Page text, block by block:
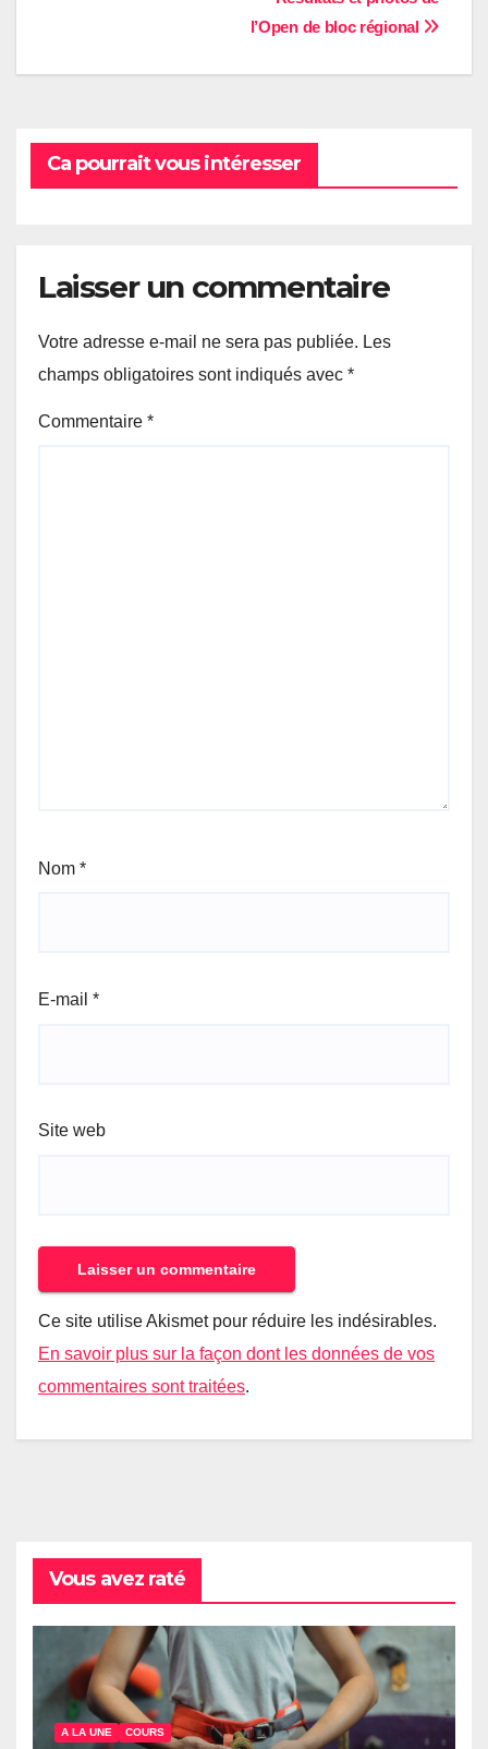
l’Open de bloc régional
Ca pourrait vous intéresser
Laisser un commentaire
Votre adresse e-mail ne sera pas publiée. Les
champs obligatoires sont indiqués avec *
Commentaire *
Nom *
E-mail *
Site web
Ce site utilise Akismet pour réduire les indésirables.
En savoir plus sur la façon dont les données de vos
commentaires sont traitées.
Vous avez raté
A LA UNE COURS